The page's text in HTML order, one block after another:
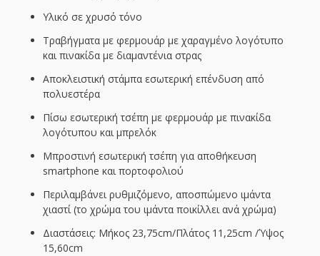
Υλικό σε χρυσό τόνο
Τραβήγματα με φερμουάρ με χαραγμένο λογότυπο
και πινακίδα με διαμαντένια στρας
Αποκλειστική στάμπα εσωτερική επένδυση από
πολυεστέρα
Πίσω εσωτερική τσέπη με φερμουάρ με πινακίδα
λογότυπου και μπρελόκ
Μπροστινή εσωτερική τσέπη για αποθήκευση
smartphone και πορτοφολιού
Περιλαμβάνει ρυθμιζόμενο, αποσπώμενο ιμάντα
χιαστί (το χρώμα του ιμάντα ποικίλλει ανά χρώμα)
Διαστάσεις: Μήκος 23,75cm/Πλάτος 11,25cm /Ύψος
15,60cm